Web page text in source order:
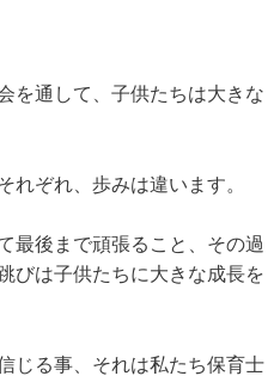
を通して、子供たちは大きな
れぞれ、歩みは違います。
最後まで頑張ること、その過
びは子供たちに大きな成長を
じる事、それは私たち保育士